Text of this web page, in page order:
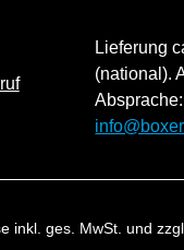
Lieferung
(national).
inkl. ges. MwSt. und